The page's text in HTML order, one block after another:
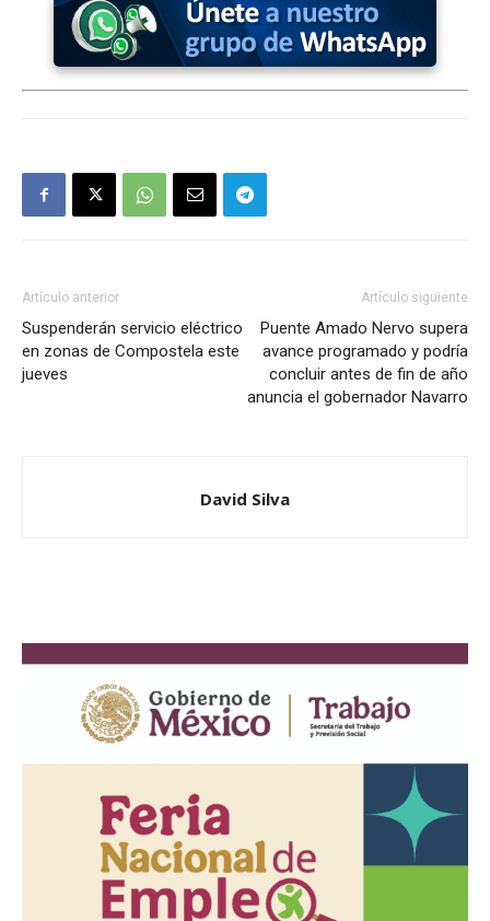
Artículo anterior
Suspenderán servicio eléctrico
en zonas de Compostela este
jueves
Artículo siguiente
Puente Amado Nervo supera
avance programado y podría
concluir antes de fin de año
anuncia el gobernador Navarro
David Silva